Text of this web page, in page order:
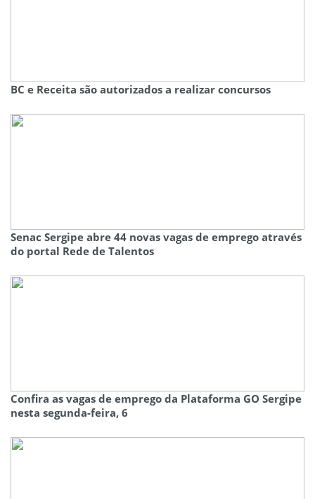
BC e Receita são autorizados a realizar concursos
Senac Sergipe abre 44 novas vagas de emprego através
do portal Rede de Talentos
Confira as vagas de emprego da Plataforma GO Sergipe
nesta segunda-feira, 6